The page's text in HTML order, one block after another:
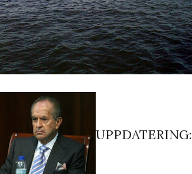
UPPDATERING: